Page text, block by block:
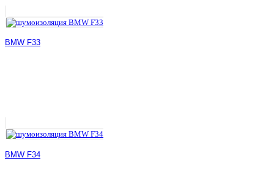
BMW F33
BMW F34